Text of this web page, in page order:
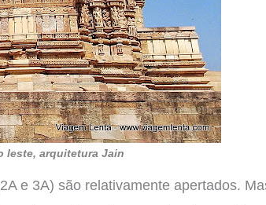
leste, arquitetura Jain
e 3A) são relativamente apertados.